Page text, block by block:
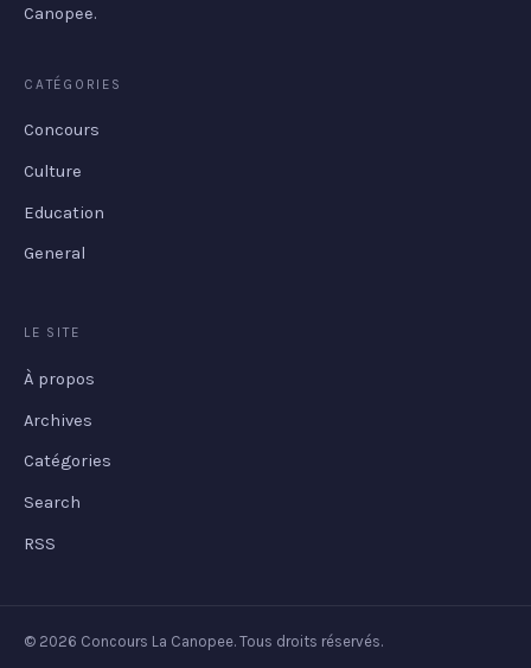
Canopee.
CATÉGORIES
Concours
Culture
Education
General
LE SITE
À propos
Archives
Catégories
Search
RSS
© 2026 Concours La Canopee. Tous droits réservés.